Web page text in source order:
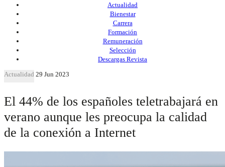
Actualidad
Bienestar
Carrera
Formación
Remuneración
Selección
Descargas Revista
Actualidad 29 Jun 2023
El 44% de los españoles teletrabajará en
verano aunque les preocupa la calidad
de la conexión a Internet